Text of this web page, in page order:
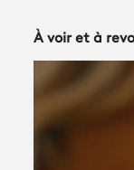
À voir et à